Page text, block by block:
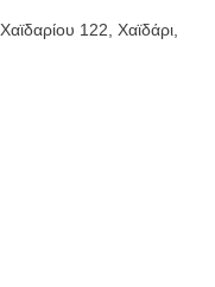
122, Χαϊδάρι,